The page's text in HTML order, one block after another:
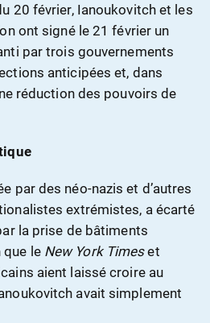
20 février, Ianoukovitch et les
ont signé le 21 février un
par trois gouvernements
anticipées et, dans
réduction des pouvoirs de
par des néo-nazis et d’autres
extrémistes, a écarté
la prise de bâtiments
que le New York Timeset
aient laissé croire au
avait simplement